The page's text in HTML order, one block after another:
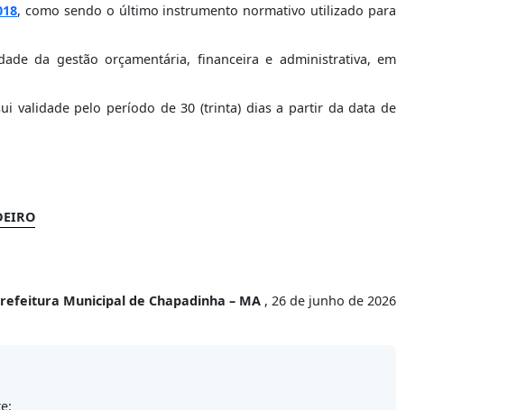
, como sendo o último instrumento normativo utilizado para
da gestão orçamentária, financeira e administrativa, em
validade pelo período de 30 (trinta) dias a partir da data de
Municipal de Chapadinha – MA , 26 de junho de 2026